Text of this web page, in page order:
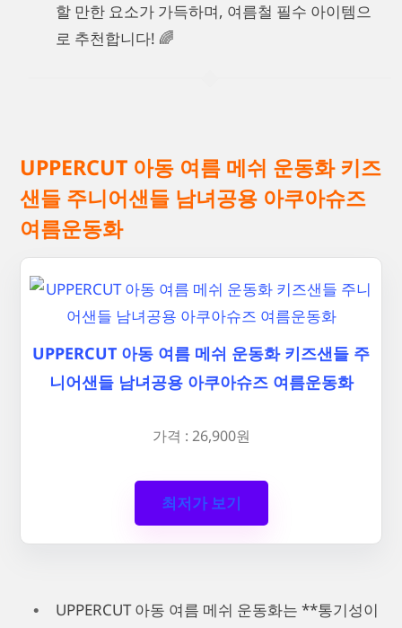
할 만한 요소가 가득하며, 여름철 필수 아이템으
로 추천합니다! 🌈
UPPERCUT 아동 여름 메쉬 운동화 키즈
샌들 주니어샌들 남녀공용 아쿠아슈즈
여름운동화
UPPERCUT 아동 여름 메쉬 운동화 키즈샌들 주
니어샌들 남녀공용 아쿠아슈즈 여름운동화
가격 : 26,900원
최저가 보기
UPPERCUT 아동 여름 메쉬 운동화는 **통기성이